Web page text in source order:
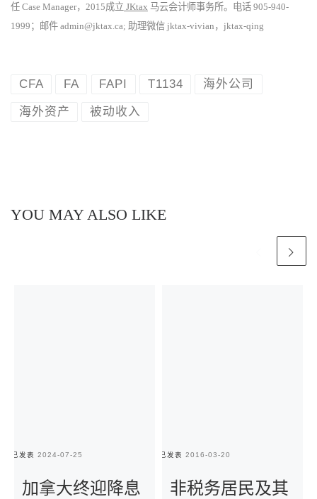
任 Case Manager，2015成立 JKtax 马云会计师事务所。电话 905-940-
1999；邮件 admin@jktax.ca; 助理微信 jktax-vivian，jktax-qing
CFA FA FAPI T1134 海外公司
海外资产 被动收入
YOU MAY ALSO LIKE
已发表 2024-07-25
加拿大终迎降息
已发表 2016-03-20
非税务居民及其